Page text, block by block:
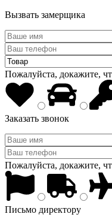
Вызвать замерщика
Пожалуйста, докажите,
Заказать звонок
Пожалуйста, докажите,
Письмо директору